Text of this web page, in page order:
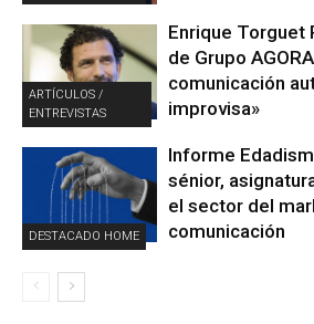
ARTÍCULOS /
ENTREVISTAS
Enrique Torguet
de Grupo
comunicación
improvisa»
DESTACADO HOME
Informe
sénior,
el sector del
comunicación